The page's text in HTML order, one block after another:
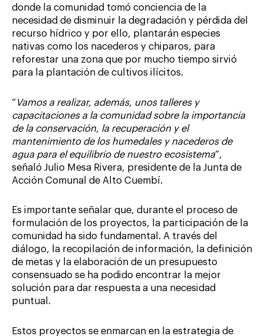
donde la comunidad tomó conciencia de la
necesidad de disminuir la degradación y pérdida del
recurso hídrico y por ello, plantarán especies
nativas como los nacederos y chiparos, para
reforestar una zona que por mucho tiempo sirvió
para la plantación de cultivos ilícitos.
“Vamos a realizar, además, unos talleres y
capacitaciones a la comunidad sobre la importancia
de la conservación, la recuperación y el
mantenimiento de los humedales y nacederos de
agua para el equilibrio de nuestro ecosistema”,
señaló Julio Mesa Rivera, presidente de la Junta de
Acción Comunal de Alto Cuembí.
Es importante señalar que, durante el proceso de
formulación de los proyectos, la participación de la
comunidad ha sido fundamental. A través del
diálogo, la recopilación de información, la definición
de metas y la elaboración de un presupuesto
consensuado se ha podido encontrar la mejor
solución para dar respuesta a una necesidad
puntual.
Estos proyectos se enmarcan en la estrategia de